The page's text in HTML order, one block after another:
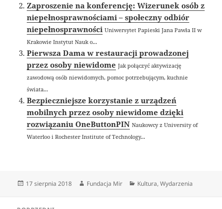
Zaproszenie na konferencję: Wizerunek osób z
niepełnosprawnościami – społeczny odbiór
niepełnosprawności Uniwersytet Papieski Jana Pawła II w
Krakowie Instytut Nauk o...
Pierwsza Dama w restauracji prowadzonej
przez osoby niewidome Jak połączyć aktywizację
zawodową osób niewidomych, pomoc potrzebującym, kuchnie
świata...
Bezpieczniejsze korzystanie z urządzeń
mobilnych przez osoby niewidome dzięki
rozwiązaniu OneButtonPIN Naukowcy z University of
Waterloo i Rochester Institute of Technology...
Data
17 sierpnia 2018 Autor
Fundacja Mir Kategorie
Kultura,Wydarzenia